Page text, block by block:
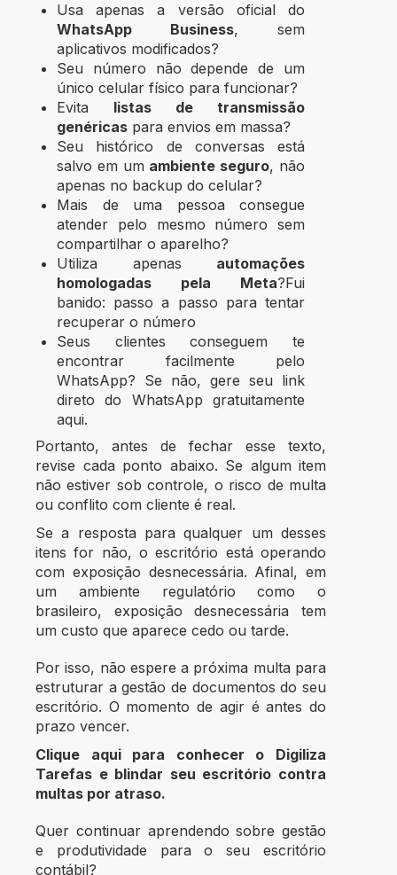
Usa apenas a versão oficial do
WhatsApp Business, sem
aplicativos modificados?
Seu número não depende de um
único celular físico para funcionar?
Evita listas de transmissão
genéricas para envios em massa?
Seu histórico de conversas está
salvo em um ambiente seguro, não
apenas no backup do celular?
Mais de uma pessoa consegue
atender pelo mesmo número sem
compartilhar o aparelho?
Utiliza apenas automações
homologadas pela Meta?Fui
banido: passo a passo para tentar
recuperar o número
Seus clientes conseguem te
encontrar facilmente pelo
WhatsApp? Se não, gere seu link
direto do WhatsApp gratuitamente
aqui.
Portanto, antes de fechar esse texto,
revise cada ponto abaixo. Se algum item
não estiver sob controle, o risco de multa
ou conflito com cliente é real.
Se a resposta para qualquer um desses
itens for não, o escritório está operando
com exposição desnecessária. Afinal, em
um ambiente regulatório como o
brasileiro, exposição desnecessária tem
um custo que aparece cedo ou tarde.
Por isso, não espere a próxima multa para
estruturar a gestão de documentos do seu
escritório. O momento de agir é antes do
prazo vencer.
Clique aqui para conhecer o Digiliza
Tarefas e blindar seu escritório contra
multas por atraso.
Quer continuar aprendendo sobre gestão
e produtividade para o seu escritório
contábil?